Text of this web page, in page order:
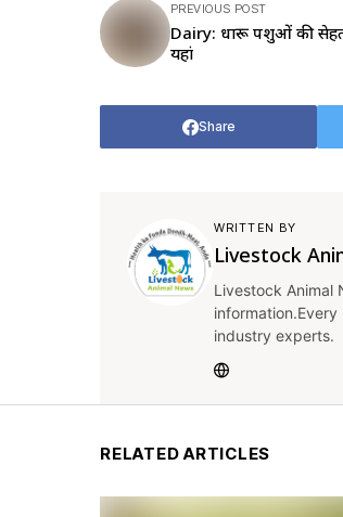
PREVIOUS POST
Dairy: दुधारू पशुओं की
यहां
Share
WRITTEN BY
Livestock
Livestock Animal
industry experts.
RELATED ARTICLES